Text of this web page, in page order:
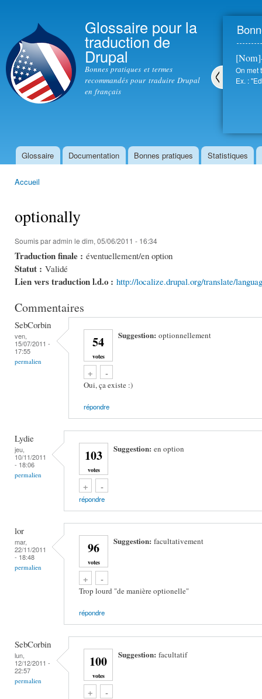
Glossaire pour la
traduction de
Drupal
Bonnes pratiques et termes
recommandés pour traduire Drupal
en français
On met
Ex. :
Menu principal
Glossaire Documentation Bonnes pratiques Statistiques
Accueil
optionally
Soumis paradmin le dim, 05/06/2011 - 16:34
Traduction finale : éventuellement/en option
Statut : Validé
Lien vers traduction l.d.o : http://localize.drupal.org/translate/
Commentaires
SebCorbin
ven,
15/07/2011 -
17:55
permalien
54
votes
+
Vote up!-
Vote down!
Suggestion:optionnellement
Oui, ça existe :)
répondre
Lydie
jeu,
10/11/2011
- 18:06
permalien
103
votes
+
Vote up!-
Vote down!
Suggestion:en option
répondre
lor
mar,
22/11/2011
- 18:48
permalien
96
votes
+
Vote up!-
Vote down!
Suggestion:facultativement
Trop lourd "de manière optionelle"
répondre
SebCorbin
lun,
12/12/2011 -
22:57
permalien
100
votes
+
Vote up!-
Vote down!
Suggestion:facultatif